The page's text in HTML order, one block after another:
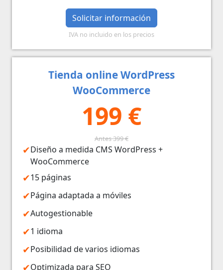
Solicitar información
IVA no incluido en los precios
Tienda online WordPress
WooCommerce
199 €
Antes 399 €
Diseño a medida CMS WordPress +
WooCommerce
15 páginas
Página adaptada a móviles
Autogestionable
1 idioma
Posibilidad de varios idiomas
Optimizada para SEO